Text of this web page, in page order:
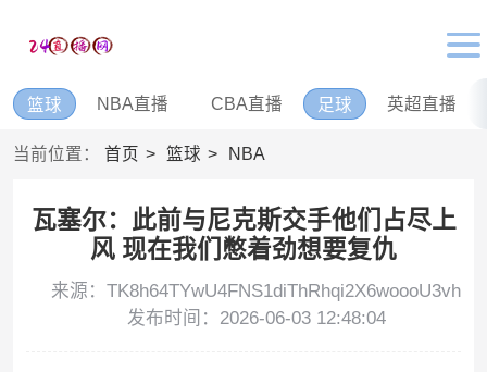
篮球 NBA直播 CBA直播 足球 英超直播
当前位置： 首页 篮球 NBA
瓦塞尔：此前与尼克斯交手他们占尽上
风 现在我们憋着劲想要复仇
来源：TK8h64TYwU4FNS1diThRhqi2X6woooU3vh
发布时间：2026-06-03 12:48:04